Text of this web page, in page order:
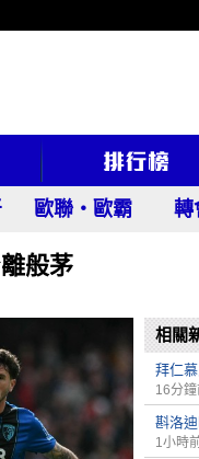
歐聯‧歐霸 轉
般茅
相關
拜仁
16分
斟洛
1小時